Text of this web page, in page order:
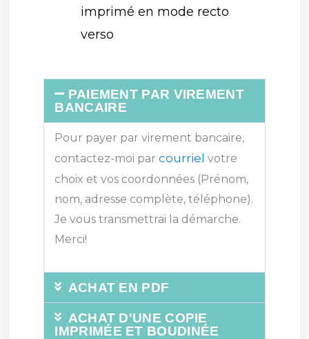
imprimé en mode recto
verso
PAIEMENT PAR VIREMENT
BANCAIRE
Pour payer par virement bancaire,
contactez-moi parcourriel votre
choix et vos coordonnées (Prénom,
nom, adresse complète, téléphone).
Je vous transmettrai la démarche.
Merci!
ACHAT EN PDF
ACHAT D'UNE COPIE
IMPRIMÉE ET BOUDINÉE